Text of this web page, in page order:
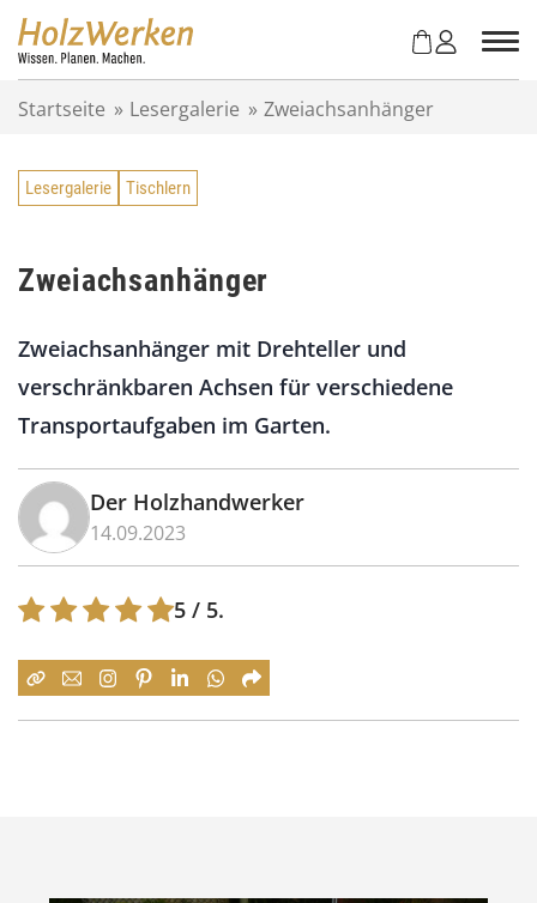
Startseite » Lesergalerie » Zweiachsanhänger
Lesergalerie Tischlern
Zweiachsanhänger
Zweiachsanhänger mit Drehteller und
verschränkbaren Achsen für verschiedene
Transportaufgaben im Garten.
Der Holzhandwerker
14.09.2023
5 / 5.